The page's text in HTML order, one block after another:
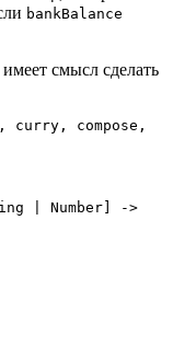
bankBalance
смысл сделать
compose,
| Number] ->